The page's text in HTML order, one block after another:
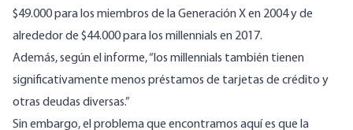
$49.000 para los miembros de la Generación X en 2004 y de
alrededor de $44.000 para los millennials en 2017.
Además, según el informe, “los millennials también tienen
significativamente menos préstamos de tarjetas de crédito y
otras deudas diversas.”
Sin embargo, el problema que encontramos aquí es que la